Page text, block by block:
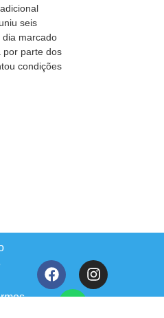
seis
marcado
por parte dos
condições